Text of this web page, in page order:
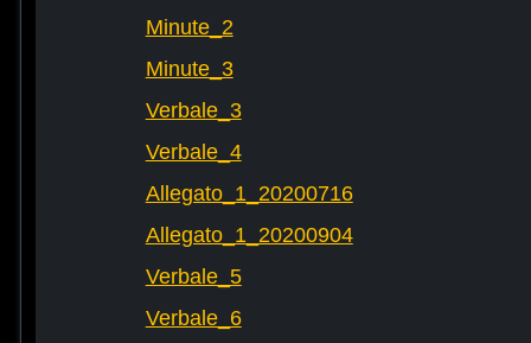
Minute_2
Minute_3
Verbale_3
Verbale_4
Allegato_1_20200716
Allegato_1_20200904
Verbale_5
Verbale_6